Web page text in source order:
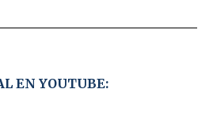
EN YOUTUBE: